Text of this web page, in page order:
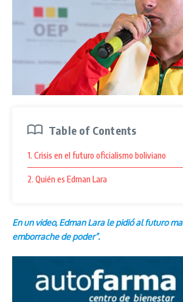
Table of Contents
1. Crisis en el futuro oficialismo boliviano
2. Quién es Edman Lara
En un video, Edman Lara le pidió al futuro
emborrache de poder”.